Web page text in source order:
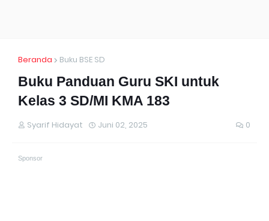
Beranda Buku BSE SD
Buku Panduan Guru SKI untuk
Kelas 3 SD/MI KMA 183
Syarif Hidayat Juni 02, 2025 0
Sponsor